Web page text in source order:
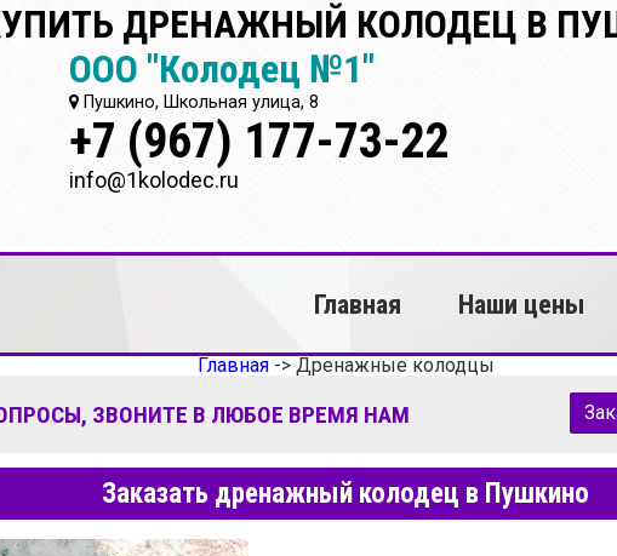
ДРЕНАЖНЫЙ КОЛОДЕЦ В
ООО "Колодец №1"
Пушкино, Школьная улица, 8
+7 (967) 177-73-22
info@1kolodec.ru
Главная Наши цены
Главная-> Дренажные колодцы
ЗВОНИТЕ В ЛЮБОЕ ВРЕМЯ НАМ
Заказать дренажный колодец в Пушкино